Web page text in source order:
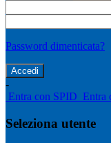
Password dimenticata?
-
Entra con SPID Entra
Seleziona utente